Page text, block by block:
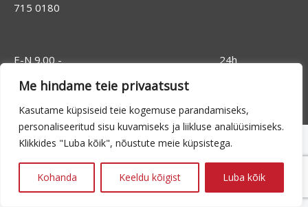
Me hindame teie privaatsust
Kasutame küpsiseid teie kogemuse parandamiseks,
personaliseeritud sisu kuvamiseks ja liikluse analüüsimiseks.
Klikkides "Luba kõik", nõustute meie küpsistega.
Kohanda Keeldu kõigist Luba kõik
715 0180
E-N 9.00 -
14.00
24h